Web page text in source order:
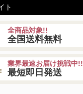
ト
全商品対象!!
全国送料無料
業界最速お届け挑戦中!!
最短即日発送